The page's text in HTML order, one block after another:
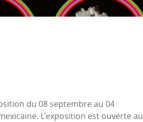
du 08 septembre au 04
L'exposition est ouverte au